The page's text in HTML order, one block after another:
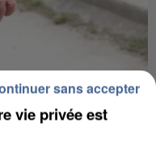
vie privée est
sans accepter